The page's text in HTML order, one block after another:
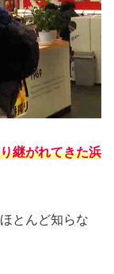
継がれてきた浜
とんど知らな